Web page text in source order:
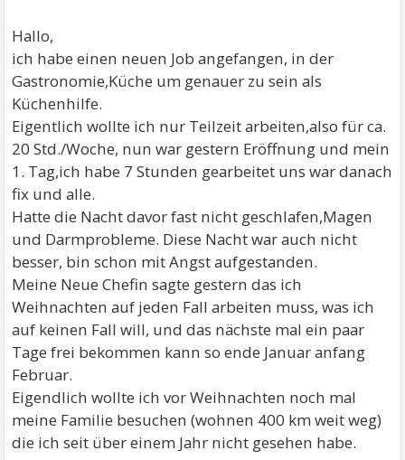
Hallo,
ich habe einen neuen Job angefangen, in der
Gastronomie,Küche um genauer zu sein als
Küchenhilfe.
Eigentlich wollte ich nur Teilzeit arbeiten,also für ca.
20 Std./Woche, nun war gestern Eröffnung und mein
1. Tag,ich habe 7 Stunden gearbeitet uns war danach
fix und alle.
Hatte die Nacht davor fast nicht geschlafen,Magen
und Darmprobleme. Diese Nacht war auch nicht
besser, bin schon mit Angst aufgestanden.
Meine Neue Chefin sagte gestern das ich
Weihnachten auf jeden Fall arbeiten muss, was ich
auf keinen Fall will, und das nächste mal ein paar
Tage frei bekommen kann so ende Januar anfang
Februar.
Eigendlich wollte ich vor Weihnachten noch mal
meine Familie besuchen (wohnen 400 km weit weg)
die ich seit über einem Jahr nicht gesehen habe.